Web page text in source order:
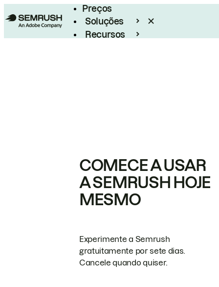
Preços
Soluções
Recursos
COMECE A USAR
A SEMRUSH HOJE
MESMO
Experimente a Semrush
gratuitamente por sete dias.
Cancele quando quiser.